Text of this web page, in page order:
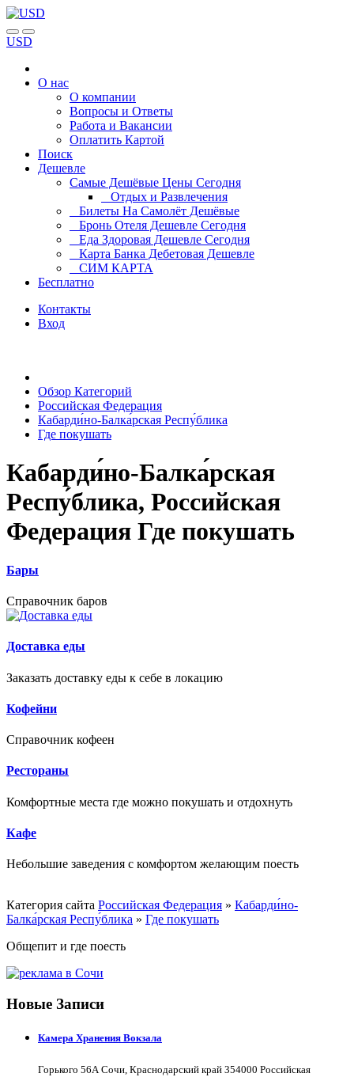
USD
О нас
О компании
Вопросы и Ответы
Работа и Вакансии
Оплатить Картой
Поиск
Дешевле
Самые Дешёвые Цены Сегодня
Отдых и Развлечения
Билеты На Самолёт Дешёвые
Бронь Отеля Дешевле Сегодня
Еда Здоровая Дешевле Сегодня
Карта Банка Дебетовая Дешевле
СИМ КАРТА
Бесплатно
Контакты
Вход
Обзор Категорий
Российская Федерация
Кабарди́но-Балка́рская Респу́блика
Где покушать
Кабарди́но-Балка́рская
Респу́блика, Российская
Федерация Где покушать
Бары
Справочник баров
Доставка еды
Заказать доставку еды к себе в локацию
Кофейни
Справочник кофеен
Рестораны
Комфортные места где можно покушать и отдохнуть
Кафе
Небольшие заведения с комфортом желающим поесть
Категория сайта Российская Федерация » Кабарди́но-
Балка́рская Респу́блика » Где покушать
Общепит и где поесть
Новые Записи
Камера Хранения Вокзала
Горького 56А Сочи, Краснодарский край 354000 Российская